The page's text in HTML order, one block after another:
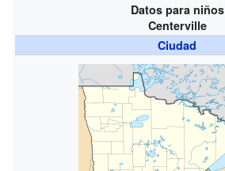
Datos para niños
Centerville
Ciudad